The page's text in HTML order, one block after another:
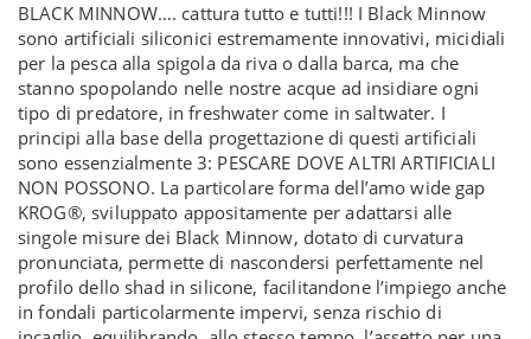
BLACK MINNOW…. cattura tutto e tutti!!! I Black Minnow
sono artificiali siliconici estremamente innovativi, micidiali
per la pesca alla spigola da riva o dalla barca, ma che
stanno spopolando nelle nostre acque ad insidiare ogni
tipo di predatore, in freshwater come in saltwater. I
principi alla base della progettazione di questi artificiali
sono essenzialmente 3: PESCARE DOVE ALTRI ARTIFICIALI
NON POSSONO. La particolare forma dell’amo wide gap
KROG®, sviluppato appositamente per adattarsi alle
singole misure dei Black Minnow, dotato di curvatura
pronunciata, permette di nascondersi perfettamente nel
profilo dello shad in silicone, facilitandone l’impiego anche
in fondali particolarmente impervi, senza rischio di